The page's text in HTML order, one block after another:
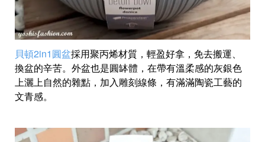
貝頓2in1圓盆採用聚丙烯材質，輕盈好拿，免去搬運、
換盆的辛苦。外盆也是圓缽體，在帶有溫柔感的灰銀色
上灑上自然的雜點，加入雕刻線條，有滿滿陶瓷工藝的
文青感。